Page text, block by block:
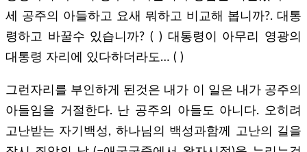
세 공주의 아들하고 요새 뭐하고 비교해 봅니까?. 대통
령하고 바꿀수 있습니까? ( ) 대통령이 아무리 영광의
대통령 자리에 있다하더라도… ( )
그런자리를 부인하게 된것은 내가 이 일은 내가 공주의
아들임을 거절한다. 난 공주의 아들도 아니다. 오히려
고난받는 자기백성, 하나님의 백성과함께 고난의 길을